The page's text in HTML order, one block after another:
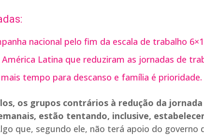
nacional pelo fim da escala de trabalho
América Latina que reduziram as jornadas de
mais tempo para descanso e família é prioridade.
os grupos contrários à redução da
estão tentando, inclusive,
que, segundo ele, não terá apoio do governo